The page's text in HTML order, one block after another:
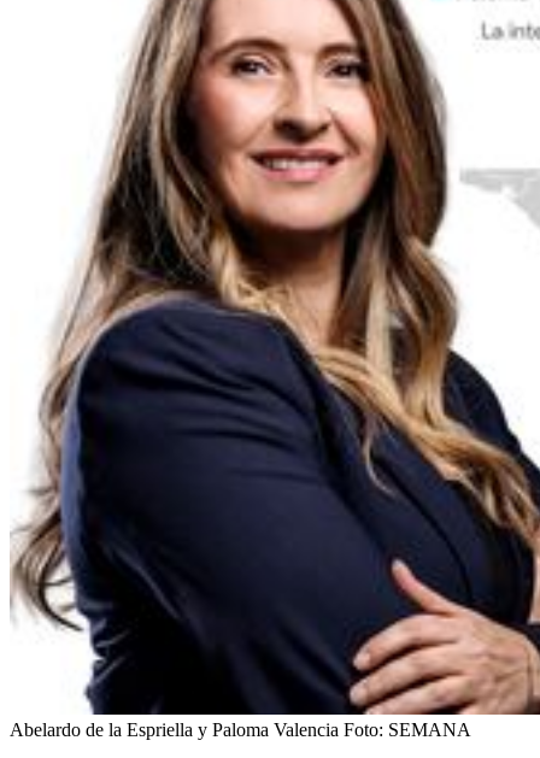
Abelardo de la Espriella y Paloma Valencia Foto: SEMANA